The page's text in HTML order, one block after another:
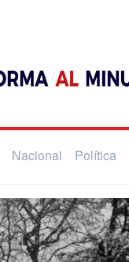
Nacional Política